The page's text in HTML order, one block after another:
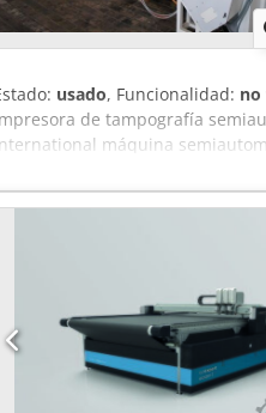
usado, Funcionalidad: no
de tampografía
máquina
y productos conformados"
160 GPC+P 290 GPC Tipo:
Incluye un palet con